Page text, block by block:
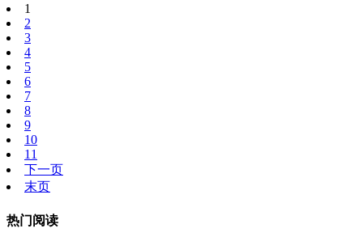
1
2
3
4
5
6
7
8
9
10
11
下一页
末页
热门阅读